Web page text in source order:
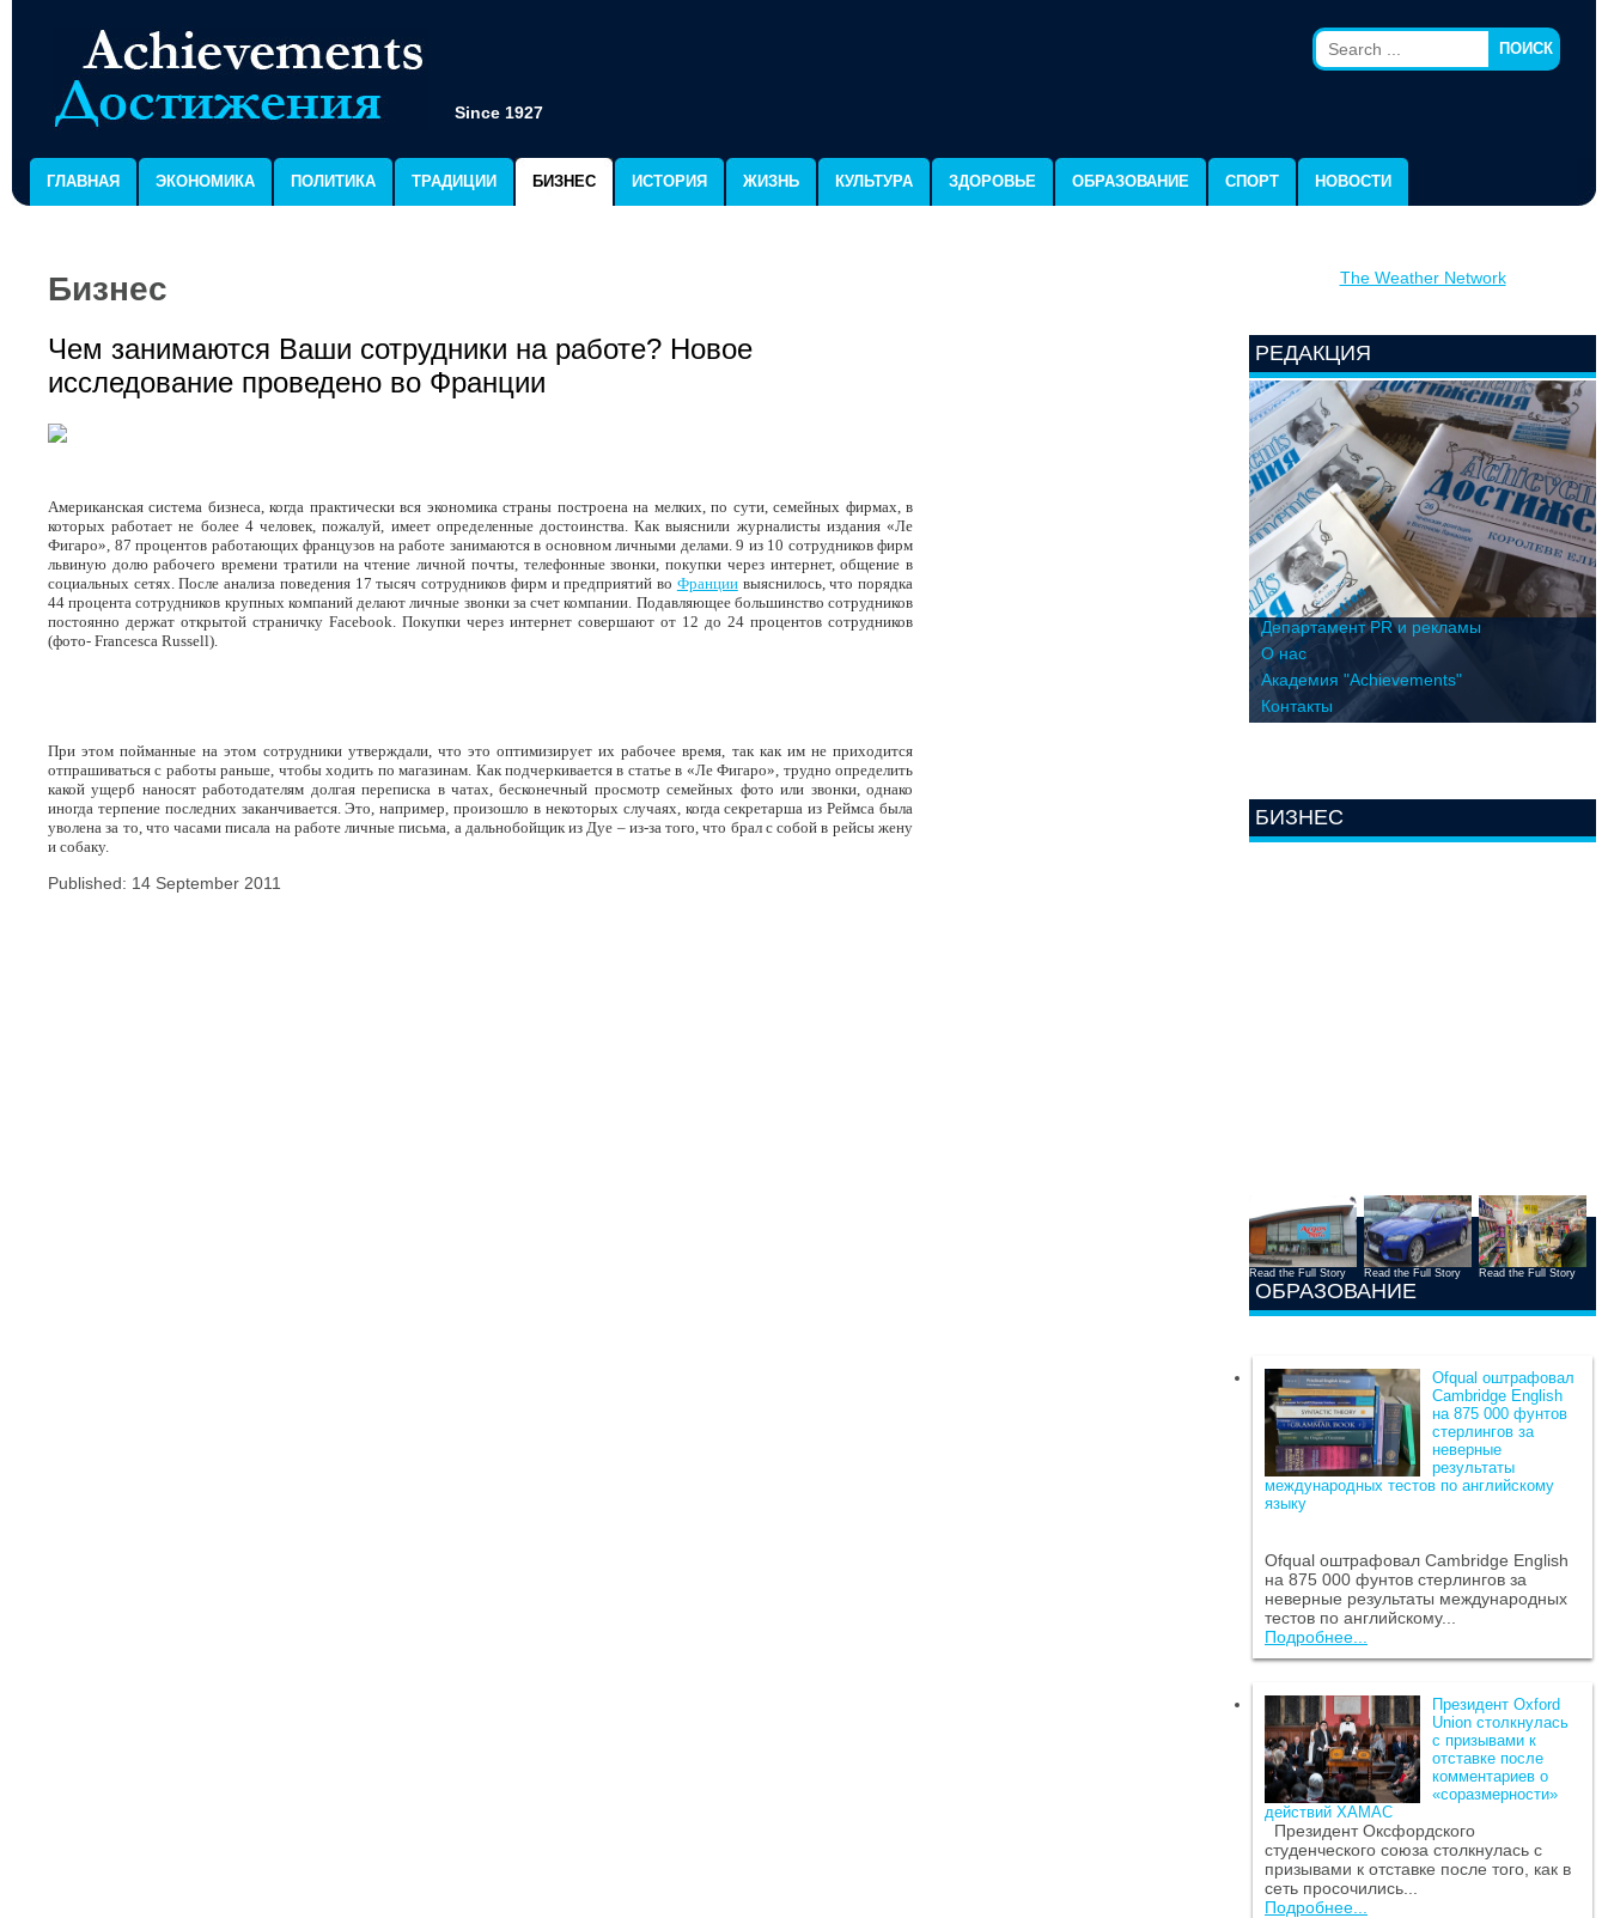
Since 1927
ПОИСК
ГЛАВНАЯ ЭКОНОМИКА ПОЛИТИКА ТРАДИЦИИ БИЗНЕС ИСТОРИЯ ЖИЗНЬ КУЛЬТУРА ЗДОРОВЬЕ ОБРАЗОВАНИЕ СПОРТ НОВОСТИ
Бизнес
Чем занимаются Ваши сотрудники на работе? Новое
исследование проведено во Франции
Американская система бизнеса, когда практически вся экономика страны построена на мелких, по сути, семейных фирмах, в
которых работает не более 4 человек, пожалуй, имеет определенные достоинства. Как выяснили журналисты издания «Ле
Фигаро», 87 процентов работающих французов на работе занимаются в основном личными делами. 9 из 10 сотрудников фирм
львиную долю рабочего времени тратили на чтение личной почты, телефонные звонки, покупки через интернет, общение в
социальных сетях. После анализа поведения 17 тысяч сотрудников фирм и предприятий во Франциивыяснилось, что порядка
44 процента сотрудников крупных компаний делают личные звонки за счет компании. Подавляющее большинство сотрудников
постоянно держат открытой страничку Facebook . Покупки через интернет совершают от 12 до 24 процентов сотрудников
(фото- Francesca Russell).
При этом пойманные на этом сотрудники утверждали, что это оптимизирует их рабочее время, так как им не приходится
отпрашиваться с работы раньше, чтобы ходить по магазинам. Как подчеркивается в статье в «Ле Фигаро», трудно определить
какой ущерб наносят работодателям долгая переписка в чатах, бесконечный просмотр семейных фото или звонки, однако
иногда терпение последних заканчивается. Это, например, произошло в некоторых случаях, когда секретарша из Реймса была
уволена за то, что часами писала на работе личные письма, а дальнобойщик из Дуе – из-за того, что брал с собой в рейсы жену
и собаку.
Published: 14 September 2011
The Weather Network
РЕДАКЦИЯ
Департамент PR и рекламы
О нас
Академия "Achievements"
Контакты
БИЗНЕС
Read the Full Story Read the Full Story Read the Full Story
ОБРАЗОВАНИЕ
Ofqual оштрафовал
Cambridge English
на 875 000 фунтов
стерлингов за
неверные
результаты
международных тестов по английскому
языку
Ofqual оштрафовал Cambridge English
на 875 000 фунтов стерлингов за
неверные результаты международных
тестов по английскому...
Подробнее...
Президент Oxford
Union столкнулась
с призывами к
отставке после
комментариев о
«соразмерности»
действий ХАМАС
Президент Оксфордского
студенческого союза столкнулась с
призывами к отставке после того, как в
сеть просочились...
Подробнее...